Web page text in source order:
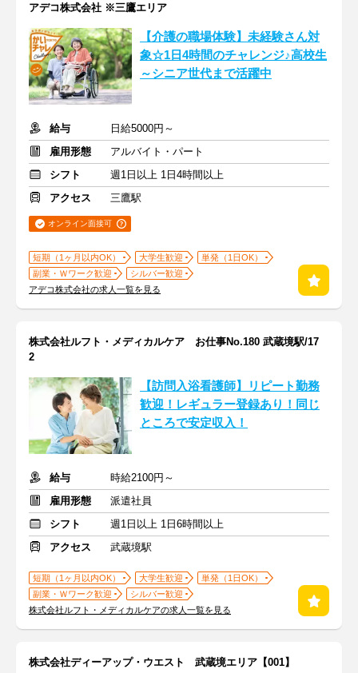
アデコ株式会社 ※三鷹エリア
【介護の職場体験】未経験さん対
象☆1日4時間のチャレンジ♪高校生
～シニア世代まで活躍中
給与
日給5000円～
雇用形態
アルバイト・パート
シフト
週1日以上 1日4時間以上
アクセス
三鷹駅
オンライン面接可
短期（1ヶ月以内OK） 大学生歓迎
単発（1日OK）
副業・Ｗワーク歓迎
シルバー歓迎
アデコ株式会社の求人一覧を見る
株式会社ルフト・メディカルケア お仕事No.180 武蔵境駅/17
2
【訪問入浴看護師】リピート勤務
歓迎！レギュラー登録あり！同じ
ところで安定収入！
給与
時給2100円～
雇用形態
派遣社員
シフト
週1日以上 1日6時間以上
アクセス
武蔵境駅
短期（1ヶ月以内OK） 大学生歓迎
単発（1日OK）
副業・Ｗワーク歓迎
シルバー歓迎
株式会社ルフト・メディカルケアの求人一覧を見る
株式会社ディーアップ・ウエスト 武蔵境エリア【001】